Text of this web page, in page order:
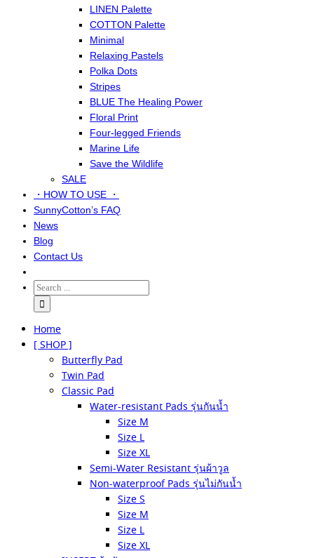
LINEN Palette
COTTON Palette
Minimal
Relaxing Pastels
Polka Dots
Stripes
BLUE The Healing Power
Floral Print
Four-legged Friends
Marine Life
Save the Wildlife
SALE
・HOW TO USE ・
SunnyCotton’s FAQ
News
Blog
Contact Us
Home
[ SHOP ]
Butterfly Pad
Twin Pad
Classic Pad
Water-resistant Pads รุ่นกันน้ำ
Size M
Size L
Size XL
Semi-Water Resistant รุ่นผ้าวูล
Non-waterproof Pads รุ่นไม่กันน้ำ
Size S
Size M
Size L
Size XL